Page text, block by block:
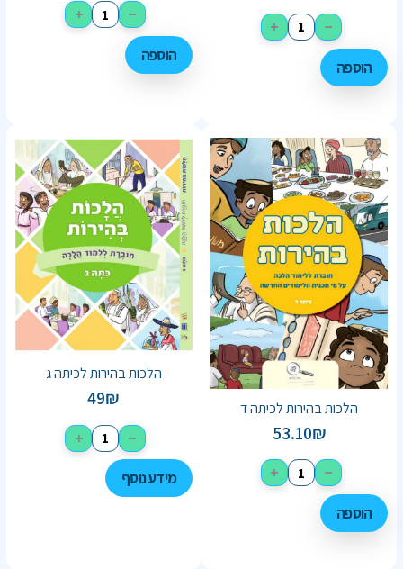
−
+
הוספה
−
+
הוספה
הלכות בהירות לכיתה ד
53.10₪
−
+
הוספה
הלכות בהירות לכיתה ג
49₪
−
+
מידע נוסף